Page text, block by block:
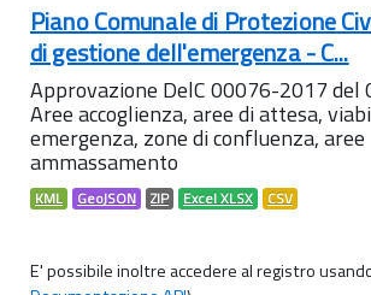
Piano Comunale di Protezione
di gestione dell'emergenza - C...
Approvazione DelC 00076-2017
Aree accoglienza, aree di attesa,
emergenza, zone di confluenza, aree
ammassamento
KML GeoJSON ZIP Excel XLSX CSV
E' possibile inoltre accedere al registro